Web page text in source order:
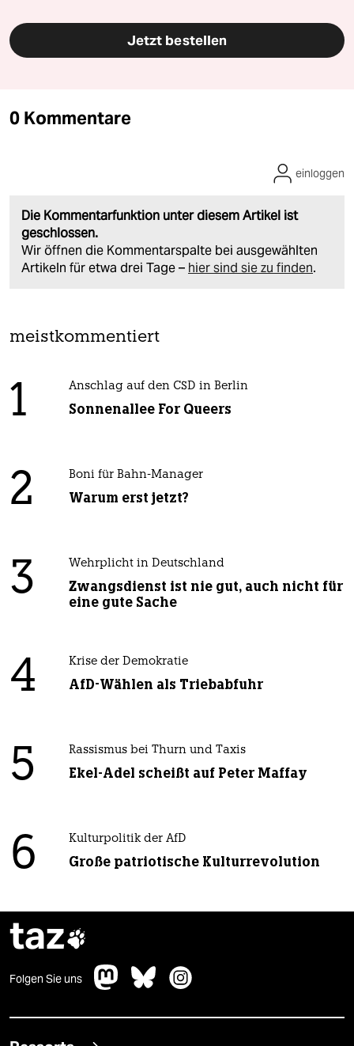
Jetzt bestellen
0 Kommentare
Die Kommentarfunktion unter diesem Artikel ist
geschlossen.
Wir öffnen die Kommentarspalte bei ausgewählten
Artikeln für etwa drei Tage – hier sind sie zu finden.
einloggen
meistkommentiert
1 Anschlag auf den CSD in Berlin
Sonnenallee For Queers
2 Boni für Bahn-Manager
Warum erst jetzt?
3 Wehrplicht in Deutschland
Zwangsdienst ist nie gut, auch nicht für
eine gute Sache
4 Krise der Demokratie
AfD-Wählen als Triebabfuhr
5 Rassismus bei Thurn und Taxis
Ekel-Adel scheißt auf Peter Maffay
6 Kulturpolitik der AfD
Große patriotische Kulturrevolution
taz
Folgen Sie uns